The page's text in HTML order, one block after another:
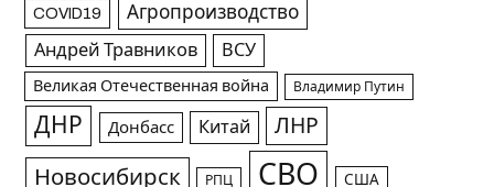
COVID19 Агропроизводство
Андрей Травников ВСУ
Великая Отечественная война Владимир Путин
ДНР Донбасс Китай ЛНР
Новосибирск РПЦ СВО США